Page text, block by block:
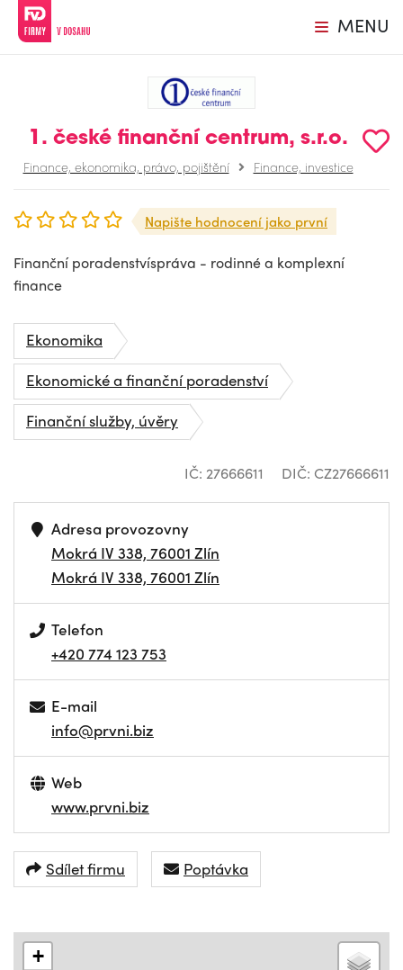
MENU
1. české finanční centrum, s.r.o.
Finance, ekonomika, právo, pojištění Finance, investice
Napište hodnocení jako první
Finanční poradenstvíspráva - rodinné a komplexní
finance
Ekonomika
Ekonomické a finanční poradenství
Finanční služby, úvěry
IČ: 27666611 DIČ: CZ27666611
Adresa provozovny
Mokrá IV 338, 76001 Zlín
Mokrá IV 338, 76001 Zlín
Telefon
+420 774 123 753
E-mail
info@prvni.biz
Web
www.prvni.biz
Sdílet firmu Poptávka
+